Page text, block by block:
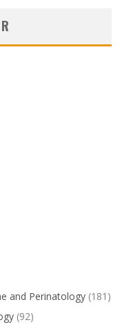
and Perinatology (181)
(92)